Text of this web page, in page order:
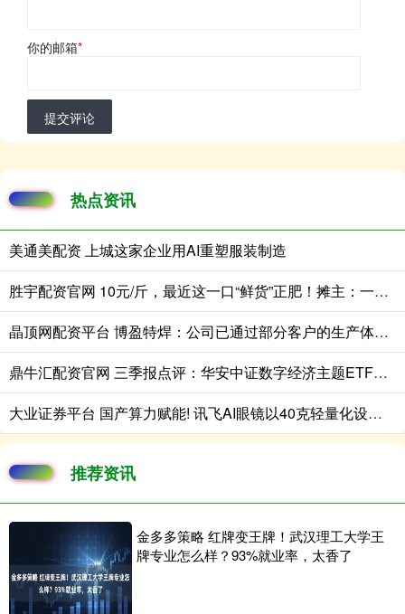
你的邮箱*
提交评论
热点资讯
美通美配资 上城这家企业用AI重塑服装制造
胜宇配资官网 10元/斤，最近这一口“鲜货”正肥！摊主：一天上百斤不够卖
晶顶网配资平台 博盈特焊：公司已通过部分客户的生产体系认证并获得相应订单
鼎牛汇配资官网 三季报点评：华安中证数字经济主题ETF基金季度涨幅39.88%
大业证券平台 国产算力赋能! 讯飞AI眼镜以40克轻量化设计开启跨国商务沟通新范式
推荐资讯
金多多策略 红牌变王牌！武汉理工大学王
牌专业怎么样？93%就业率，太香了